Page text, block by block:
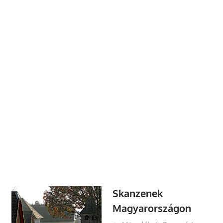
Skanzenek
Magyarországon